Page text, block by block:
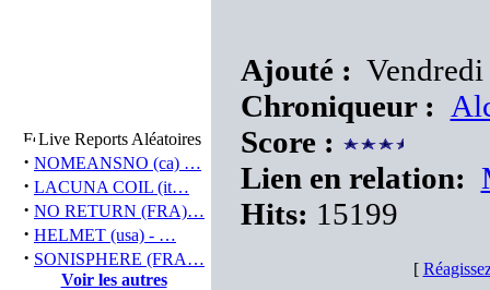
Live Reports Aléatoires
· NOMEANSNO (ca) …
· LACUNA COIL (it…
· NO RETURN (FRA)…
· HELMET (usa) - …
· SONISPHERE (FRA…
Voir les autres
Ajouté :
Chroniqueur :
Score :
Lien en relation:
Hits: 15199
[